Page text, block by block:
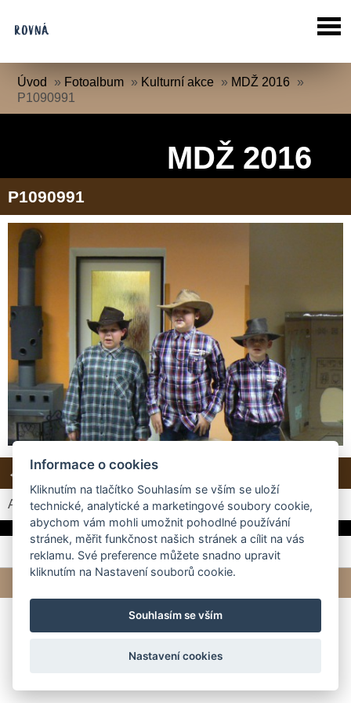
Úvod » Fotoalbum » Kulturní akce » MDŽ 2016 »
P1090991
MDŽ 2016
P1090991
← Předchozí Další → Zpět do složky
Automatické procházení: 3|4|5|6|7(čas ve vteřinách)
Informace o cookies
Kliknutím na tlačítko Souhlasím se vším se uloží
technické, analytické a marketingové soubory cookie,
abychom vám mohli umožnit pohodlné používání
stránek, měřit funkčnost našich stránek a cílit na vás
reklamu. Své preference můžete snadno upravit
kliknutím na Nastavení souborů cookie.
Souhlasím se vším
Nastavení cookies